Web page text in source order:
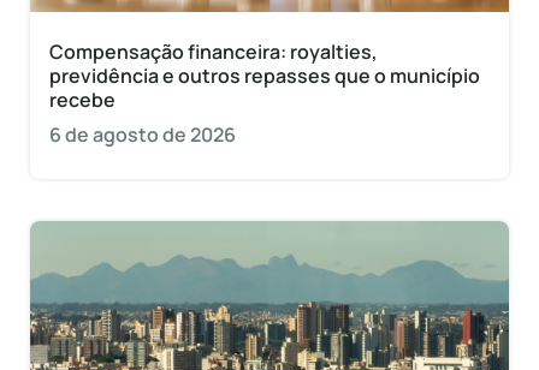
Compensação financeira: royalties,
previdência e outros repasses que o município
recebe
6 de agosto de 2026